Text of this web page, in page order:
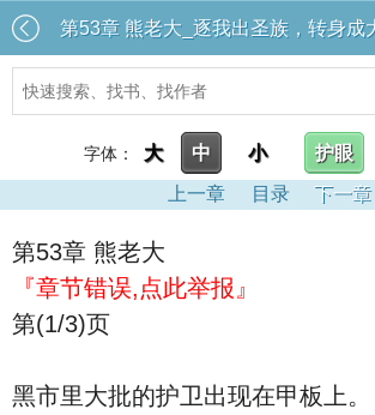
字体： 大 中 小 护眼
上一章
目录 下一章
第53章 熊老大
『章节错误,点此举报』
第(1/3)页
黑市里大批的护卫出现在甲板上。